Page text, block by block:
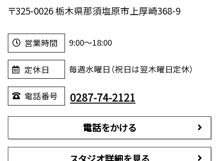
〒325-0026 栃木県那須塩原市上厚崎368-9
営業時間 9:00～18:00
定休日 毎週水曜日（祝日は翌木曜日定休）
電話番号 0287-74-2121
電話をかける
スタジオ詳細を見る